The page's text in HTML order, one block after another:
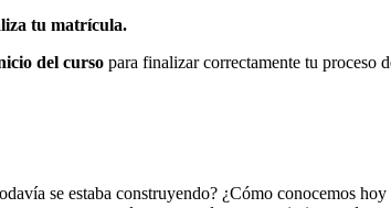
tu matrícula.
del curso para finalizar correctamente tu proceso
se estaba construyendo? ¿Cómo conocemos